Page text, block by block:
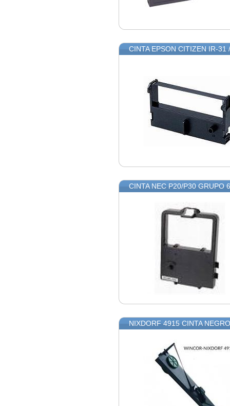
CINTA EPSON CITIZEN IR-31
CINTA NEC P20/P30 GRUPO
NIXDORF 4915 CINTA